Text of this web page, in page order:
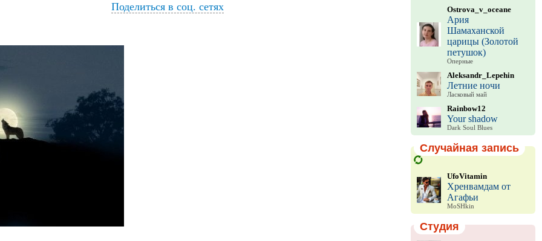
Поделиться в соц. сетях Ostrova_v_oceane
Ария
Шамаханской
царицы (Золотой
петушок)
Оперные
Aleksandr_Lepehin
Летние ночи
Ласковый май
Rainbow12
Your shadow
Dark Soul Blues
Случайная запись
UfoVitamin
Хренвамдам от
Агафьи
MoSHkin
Студия